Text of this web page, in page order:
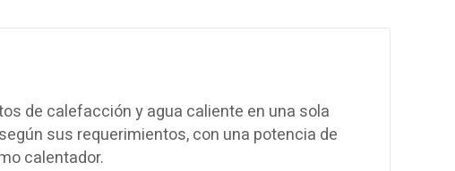
de calefacción y agua caliente en una sola
sus requerimientos, con una potencia de
calentador.